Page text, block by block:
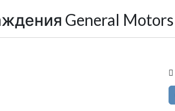
General Motors